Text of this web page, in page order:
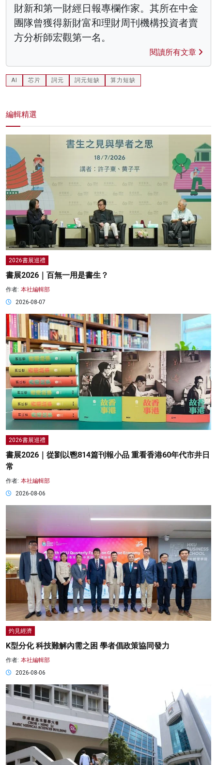
財新和第一財經日報專欄作家。其所在中金
團隊曾獲得新財富和理財周刊機構投資者賣
方分析師宏觀第一名。
閱讀所有文章
AI 芯片 詞元 詞元短缺 算力短缺
編輯精選
2026書展巡禮
書展2026｜百無一用是書生？
作者: 本社編輯部
2026-08-07
2026書展巡禮
書展2026｜從劉以鬯814篇刊報小品 重看香港60年代市井日
常
作者: 本社編輯部
2026-08-06
灼見經濟
K型分化 科技難解內需之困 學者倡政策協同發力
作者: 本社編輯部
2026-08-06